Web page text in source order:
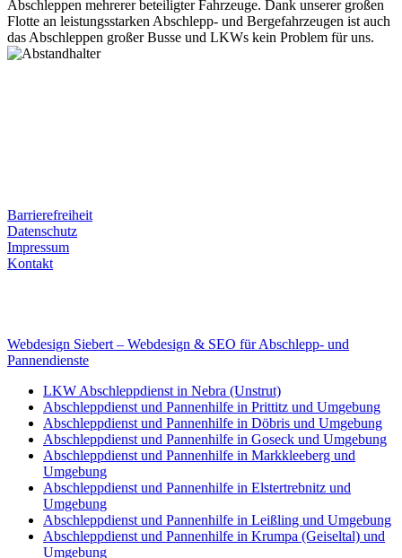
Abschleppen mehrerer beteiligter Fahrzeuge. Dank unserer großen
Flotte an leistungsstarken Abschlepp- und Bergefahrzeugen ist auch
das Abschleppen großer Busse und LKWs kein Problem für uns.
Barrierefreiheit
Datenschutz
Impressum
Kontakt
Webdesign Siebert – Webdesign & SEO für Abschlepp- und
Pannendienste
LKW Abschleppdienst in Nebra (Unstrut)
Abschleppdienst und Pannenhilfe in Prittitz und Umgebung
Abschleppdienst und Pannenhilfe in Döbris und Umgebung
Abschleppdienst und Pannenhilfe in Goseck und Umgebung
Abschleppdienst und Pannenhilfe in Markkleeberg und
Umgebung
Abschleppdienst und Pannenhilfe in Elstertrebnitz und
Umgebung
Abschleppdienst und Pannenhilfe in Leißling und Umgebung
Abschleppdienst und Pannenhilfe in Krumpa (Geiseltal) und
Umgebung